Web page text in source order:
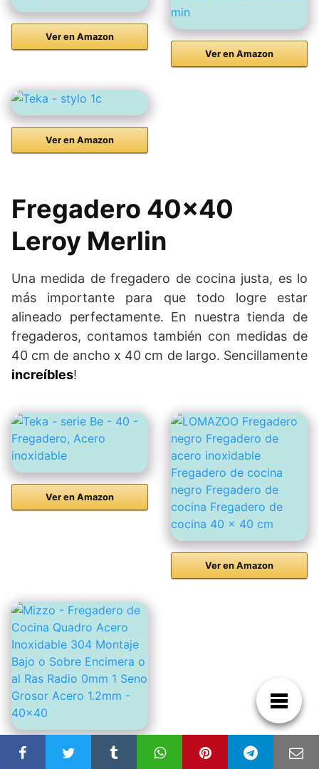
Ver en Amazon
Ver en Amazon
Ver en Amazon
Fregadero 40×40
Leroy Merlin
Una medida de fregadero de cocina justa, es lo
más importante para que todo logre estar
alineado perfectamente. En nuestra tienda de
fregaderos, contamos también con medidas de
40 cm de ancho x 40 cm de largo. Sencillamente
increíbles!
Ver en Amazon
Ver en Amazon
Ver en Amazon